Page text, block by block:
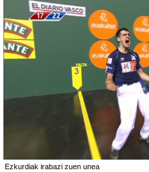
Ezkurdiak irabazi zuen unea